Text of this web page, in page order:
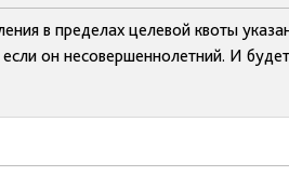
в пределах целевой квоты
он несовершеннолетний. И